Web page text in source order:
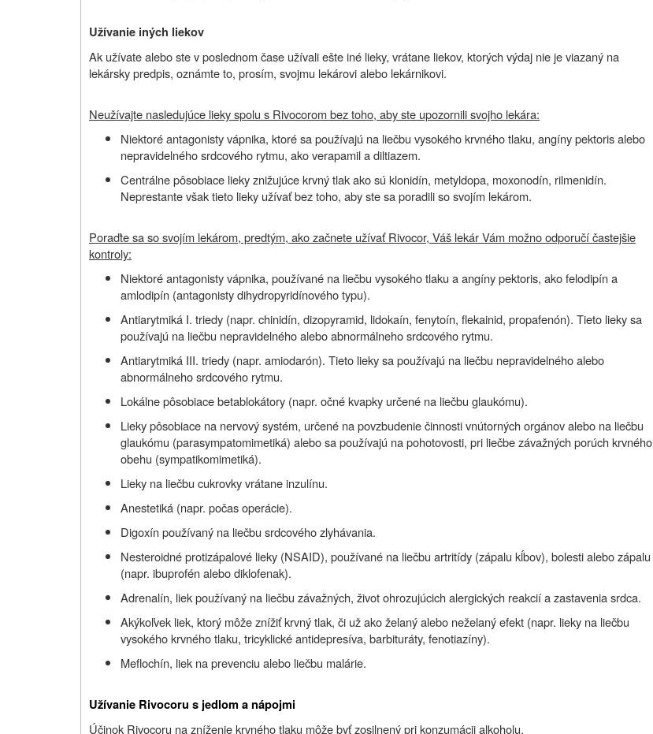
Užívanie iných liekov
Ak užívate alebo ste v poslednom čase užívali ešte iné lieky, vrátane liekov, ktorých výdaj nie je viazaný na
lekársky predpis, oznámte to, prosím, svojmu lekárovi alebo lekárnikovi.
Neužívajte nasledujúce lieky spolu s Rivocorom bez toho, aby ste upozornili svojho lekára:
Niektoré antagonisty vápnika, ktoré sa používajú na liečbu vysokého krvného tlaku, angíny pektoris alebo
nepravidelného srdcového rytmu, ako verapamil a diltiazem.
Centrálne pôsobiace lieky znižujúce krvný tlak ako sú klonidín, metyldopa, moxonodín, rilmenidín.
Neprestante však tieto lieky užívať bez toho, aby ste sa poradili so svojím lekárom.
Poraďte sa so svojím lekárom, predtým, ako začnete užívať Rivocor, Váš lekár Vám možno odporučí častejšie
kontroly:
Niektoré antagonisty vápnika, používané na liečbu vysokého tlaku a angíny pektoris, ako felodipín a
amlodipín (antagonisty dihydropyridínového typu).
Antiarytmiká I. triedy (napr. chinidín, dizopyramid, lidokaín, fenytoín, flekainid, propafenón). Tieto lieky sa
používajú na liečbu nepravidelného alebo abnormálneho srdcového rytmu.
Antiarytmiká III. triedy (napr. amiodarón). Tieto lieky sa používajú na liečbu nepravidelného alebo
abnormálneho srdcového rytmu.
Lokálne pôsobiace betablokátory (napr. očné kvapky určené na liečbu glaukómu).
Lieky pôsobiace na nervový systém, určené na povzbudenie činnosti vnútorných orgánov alebo na liečbu
glaukómu (parasympatomimetiká) alebo sa používajú na pohotovosti, pri liečbe závažných porúch krvného
obehu (sympatikomimetiká).
Lieky na liečbu cukrovky vrátane inzulínu.
Anestetiká (napr. počas operácie).
Digoxín používaný na liečbu srdcového zlyhávania.
Nesteroidné protizápalové lieky (NSAID), používané na liečbu artritídy (zápalu kĺbov), bolesti alebo zápalu
(napr. ibuprofén alebo diklofenak).
Adrenalín, liek používaný na liečbu závažných, život ohrozujúcich alergických reakcií a zastavenia srdca.
Akýkoľvek liek, ktorý môže znížiť krvný tlak, či už ako želaný alebo neželaný efekt (napr. lieky na liečbu
vysokého krvného tlaku, tricyklické antidepresíva, barbituráty, fenotiazíny).
Meflochín, liek na prevenciu alebo liečbu malárie.
Užívanie Rivocoru s jedlom a nápojmi
Účinok Rivocoru na zníženie krvného tlaku môže byť zosilnený pri konzumácii alkoholu.